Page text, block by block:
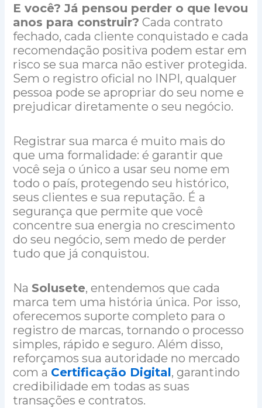
E você? Já pensou perder o que levou
anos para construir? Cada contrato
fechado, cada cliente conquistado e cada
recomendação positiva podem estar em
risco se sua marca não estiver protegida.
Sem o registro oficial no INPI, qualquer
pessoa pode se apropriar do seu nome e
prejudicar diretamente o seu negócio.
Registrar sua marca é muito mais do
que uma formalidade: é garantir que
você seja o único a usar seu nome em
todo o país, protegendo seu histórico,
seus clientes e sua reputação. É a
segurança que permite que você
concentre sua energia no crescimento
do seu negócio, sem medo de perder
tudo que já conquistou.
Na Solusete, entendemos que cada
marca tem uma história única. Por isso,
oferecemos suporte completo para o
registro de marcas, tornando o processo
simples, rápido e seguro. Além disso,
reforçamos sua autoridade no mercado
com a Certificação Digital, garantindo
credibilidade em todas as suas
transações e contratos.